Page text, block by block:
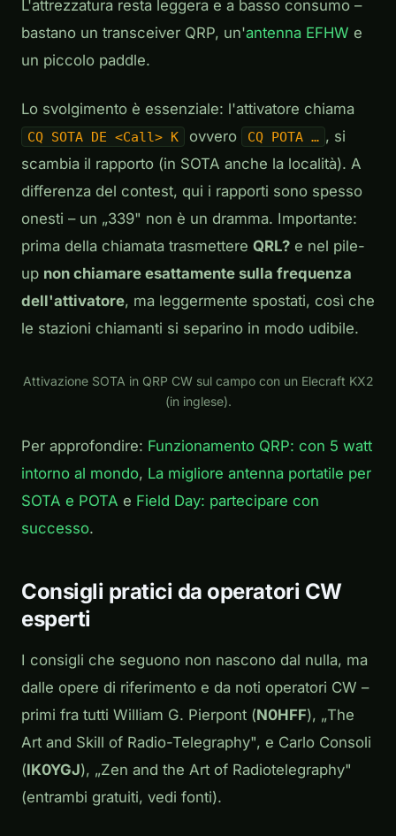
L'attrezzatura resta leggera e a basso consumo –
bastano un transceiver QRP, un'antenna EFHW e
un piccolo paddle.
Lo svolgimento è essenziale: l'attivatore chiama
CQ SOTA DE <Call> K ovvero CQ POTA … , si
scambia il rapporto (in SOTA anche la località). A
differenza del contest, qui i rapporti sono spesso
onesti – un „339" non è un dramma. Importante:
prima della chiamata trasmettere QRL? e nel pile-
up non chiamare esattamente sulla frequenza
dell'attivatore, ma leggermente spostati, così che
le stazioni chiamanti si separino in modo udibile.
Attivazione SOTA in QRP CW sul campo con un Elecraft KX2
(in inglese).
Per approfondire: Funzionamento QRP: con 5 watt
intorno al mondo, La migliore antenna portatile per
SOTA e POTA e Field Day: partecipare con
successo.
Consigli pratici da operatori CW
esperti
I consigli che seguono non nascono dal nulla, ma
dalle opere di riferimento e da noti operatori CW –
primi fra tutti William G. Pierpont (N0HFF), „The
Art and Skill of Radio-Telegraphy", e Carlo Consoli
(IK0YGJ), „Zen and the Art of Radiotelegraphy"
(entrambi gratuiti, vedi fonti).